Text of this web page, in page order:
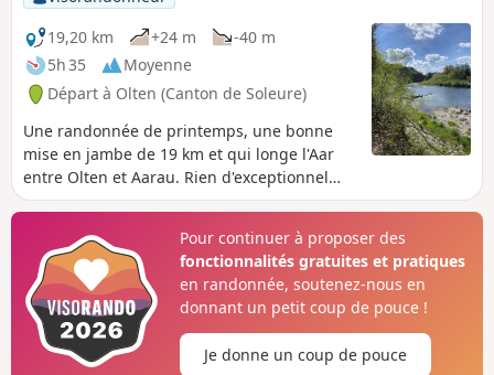
19,20 km
+24 m
-40 m
5h 35
Moyenne
Départ à Olten (Canton de Soleure)
Une randonnée de printemps, une bonne
mise en jambe de 19 km et qui longe l'Aar
entre Olten et Aarau. Rien d'exceptionnel
mais quelques beaux passages au bord de
dont le chant est malheureusement couvert
à plusieurs reprises par la voie de chemin
de fer qui n'est jamais très loin du chemin .
La centrale nucléaire de Gösgen est
omniprésente pendant la première moitié
du parcours qui lui tourne autour.
Pour continuer à proposer des
fonctionnalités gratuites et pratiques
en randonnée, soutenez-nous en
donnant un petit coup de pouce !
Je donne un coup de pouce